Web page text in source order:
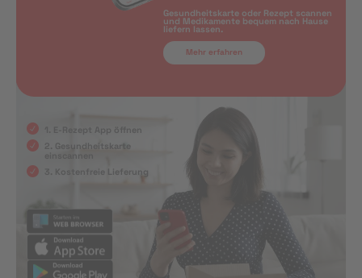
Gesundheitskarte oder Rezept scannen
und Medikamente bequem nach Hause
liefern lassen.
Mehr erfahren
1. E-Rezept App öffnen
2. Gesundheitskarte
einscannen
3. Kostenfreie Lieferung